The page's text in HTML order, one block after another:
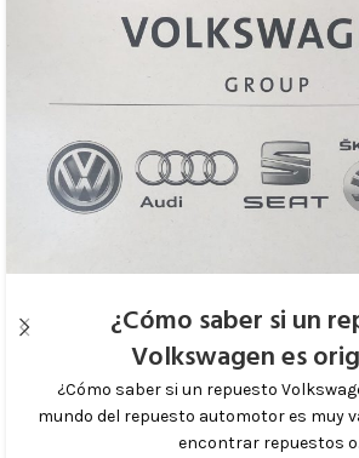
¿Cómo saber si un
Volkswagen es
¿Cómo saber si un repuesto
mundo del repuesto automotor es muy
encontrar repuestos